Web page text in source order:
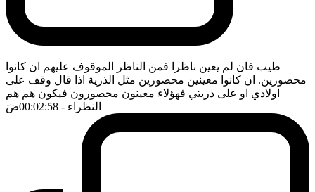
طيب فان لم يعين ناظرا فمن الناظر الموقوف عليهم ان كانوا
محصورين. ان كانوا معينين محصورين مثل الذرية اذا قال وقف على
اولادي او على ذريتي فهؤلاء معينون محصورون فيكون هم هم
النظراء - 00:02:58 ضَ